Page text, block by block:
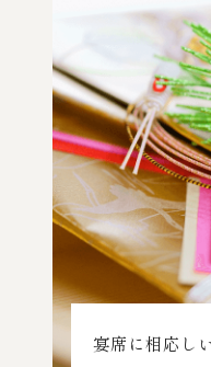
宴席に相応し